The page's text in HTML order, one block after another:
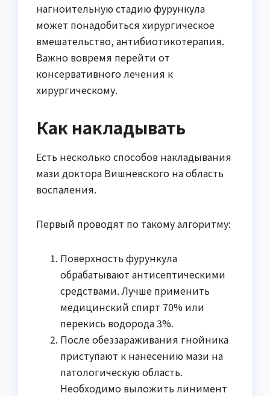
нагноительную стадию фурункула
может понадобиться хирургическое
вмешательство, антибиотикотерапия.
Важно вовремя перейти от
консервативного лечения к
хирургическому.
Как накладывать
Есть несколько способов накладывания
мази доктора Вишневского на область
воспаления.
Первый проводят по такому алгоритму:
Поверхность фурункула
обрабатывают антисептическими
средствами. Лучше применить
медицинский спирт 70% или
перекись водорода 3%.
После обеззараживания гнойника
приступают к нанесению мази на
патологическую область.
Необходимо выложить линимент